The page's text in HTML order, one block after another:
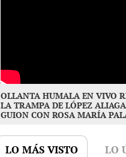
OLLANTA HUMALA EN VIVO
LA TRAMPA DE LÓPEZ
GUION CON ROSA MARÍA
LO MÁS VISTO LO